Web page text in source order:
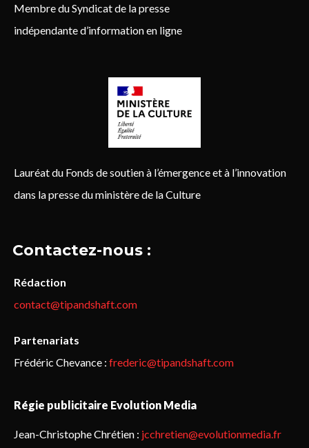
Membre du Syndicat de la presse
indépendante d’information en ligne
Lauréat du Fonds de soutien à l’émergence et à l’innovation
dans la presse du ministère de la Culture
Contactez-nous :
Rédaction
contact@tipandshaft.com
Partenariats
Frédéric Chevance : frederic@tipandshaft.com
Régie publicitaire Evolution Media
Jean-Christophe Chrétien : jcchretien@evolutionmedia.fr